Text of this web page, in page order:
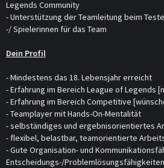
Legends Community
- Unterstützung der Teamleitung beim
-/ Spielerinnen für das Team
Dein Profil
- Mindestens das 18. Lebensjahr erreicht
- Erfahrung im Bereich League of Legends
- Erfahrung im Bereich Competitive
- Teamplayer mit Hands-On-Mentalität
- selbständiges und ergebnisorientiertes
- flexibel, belastbar, teamorientierte
- Gute Organisation- und
Entscheidungs-/Problemlösungsfähigkeiten